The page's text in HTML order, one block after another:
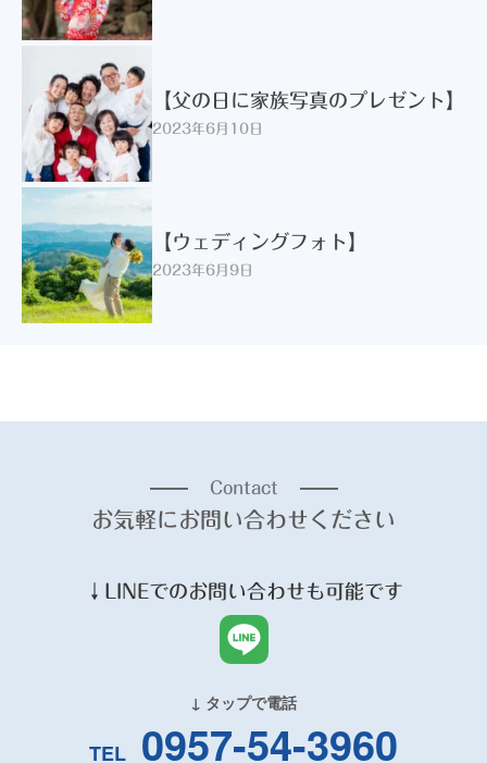
【父の日に家族写真のプレゼント】
2023年6月10日
【ウェディングフォト】
2023年6月9日
Contact
お気軽にお問い合わせください
↓ LINEでのお問い合わせも可能です
↓ タップで電話
TEL 0957-54-3960